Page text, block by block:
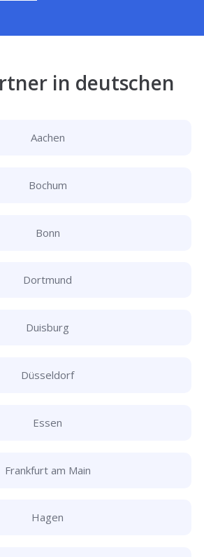
in deutschen
Aachen
Bochum
Bonn
Dortmund
Duisburg
Düsseldorf
Essen
Frankfurt am Main
Hagen